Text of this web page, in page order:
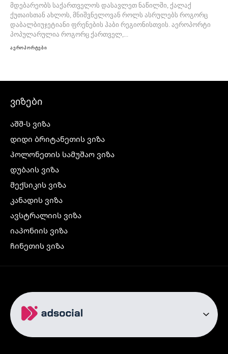
მდებარეობს საქართველოს დასავლეთ ნაწილში, ქალაქ
ქუთაისთან ახლოს, მნიშვნელოვან როლს ასრულებს როგორც
დაბალბიუჯეტიანი ფრენების ჰაბი რეგიონისთვის. აეროპორტი
პოპულარულია როგორც ქართველ,...
აეროპორტები
ვიზები
აშშ-ს ვიზა
დიდი ბრიტანეთის ვიზა
პოლონეთის სამუშაო ვიზა
დუბაის ვიზა
მექსიკის ვიზა
კანადის ვიზა
ავსტრალიის ვიზა
იაპონიის ვიზა
ჩინეთის ვიზა
ჩრდილოეთ ირლანდიის ვიზა
რუსეთის ვიზა
ავიაბილეთები